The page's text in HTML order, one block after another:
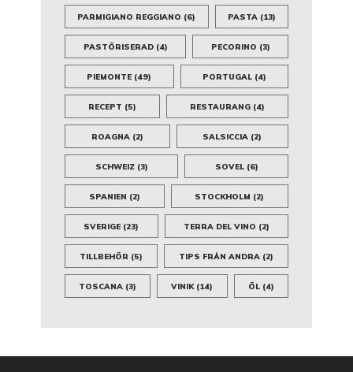
PARMIGIANO REGGIANO (6) PASTA(13)
PASTÖRISERAD(4) PECORINO (3)
PIEMONTE (49) PORTUGAL(4)
RECEPT (5) RESTAURANG (4)
ROAGNA(2) SALSICCIA (2)
SCHWEIZ(3) SOVEL(6)
SPANIEN (2) STOCKHOLM (2)
SVERIGE (23) TERRA DEL VINO (2)
TILLBEHÖR (5) TIPS FRÅN ANDRA (2)
TOSCANA (3) VINIK(14) ÖL(4)